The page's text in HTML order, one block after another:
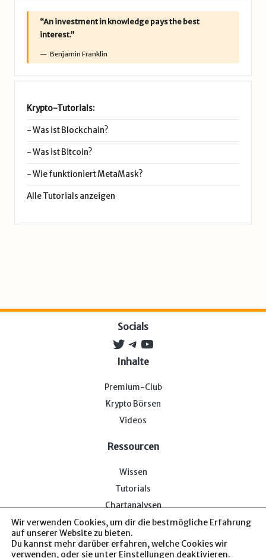
“An investment in knowledge pays the best
interest.”
Benjamin Franklin
Krypto-Tutorials:
-Was ist Blockchain?
-Was ist Bitcoin?
-Wie funktioniert MetaMask?
Alle Tutorials anzeigen
Socials
Twitter
Telegram
YouTube
Inhalte
Premium-Club
Krypto Börsen
Videos
Ressourcen
Wissen
Tutorials
Chartanalysen
Wir verwenden Cookies, um dir die bestmögliche Erfahrung
auf unserer Website zu bieten.
Du kannst mehr darüber erfahren, welche Cookies wir
verwenden, oder sie unter Einstellungen deaktivieren.